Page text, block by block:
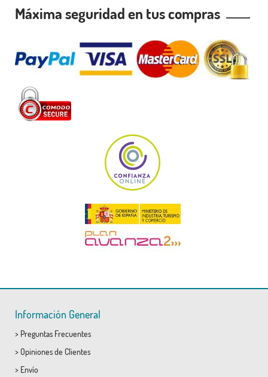
Máxima seguridad en tus compras
Información General
> Preguntas Frecuentes
> Opiniones de Clientes
> Envío